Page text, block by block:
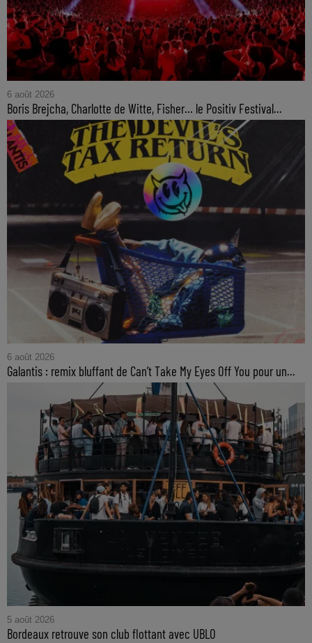
6 août 2026
Boris Brejcha, Charlotte de Witte, Fisher… le Positiv Festival...
6 août 2026
Galantis : remix bluffant de Can’t Take My Eyes Off You pour un...
5 août 2026
Bordeaux retrouve son club flottant avec UBLO